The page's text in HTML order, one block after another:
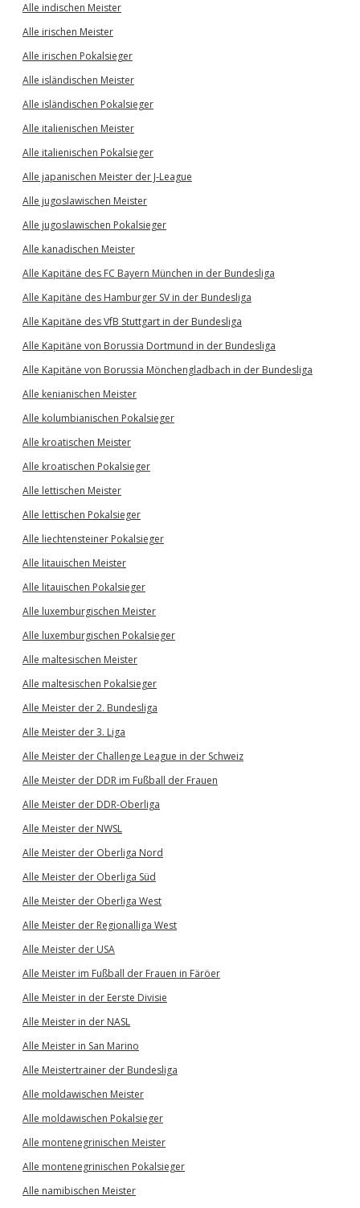
Alle indischen Meister
Alle irischen Meister
Alle irischen Pokalsieger
Alle isländischen Meister
Alle isländischen Pokalsieger
Alle italienischen Meister
Alle italienischen Pokalsieger
Alle japanischen Meister der J-League
Alle jugoslawischen Meister
Alle jugoslawischen Pokalsieger
Alle kanadischen Meister
Alle Kapitäne des FC Bayern München in der Bundesliga
Alle Kapitäne des Hamburger SV in der Bundesliga
Alle Kapitäne des VfB Stuttgart in der Bundesliga
Alle Kapitäne von Borussia Dortmund in der Bundesliga
Alle Kapitäne von Borussia Mönchengladbach in der Bundesliga
Alle kenianischen Meister
Alle kolumbianischen Pokalsieger
Alle kroatischen Meister
Alle kroatischen Pokalsieger
Alle lettischen Meister
Alle lettischen Pokalsieger
Alle liechtensteiner Pokalsieger
Alle litauischen Meister
Alle litauischen Pokalsieger
Alle luxemburgischen Meister
Alle luxemburgischen Pokalsieger
Alle maltesischen Meister
Alle maltesischen Pokalsieger
Alle Meister der 2. Bundesliga
Alle Meister der 3. Liga
Alle Meister der Challenge League in der Schweiz
Alle Meister der DDR im Fußball der Frauen
Alle Meister der DDR-Oberliga
Alle Meister der NWSL
Alle Meister der Oberliga Nord
Alle Meister der Oberliga Süd
Alle Meister der Oberliga West
Alle Meister der Regionalliga West
Alle Meister der USA
Alle Meister im Fußball der Frauen in Färöer
Alle Meister in der Eerste Divisie
Alle Meister in der NASL
Alle Meister in San Marino
Alle Meistertrainer der Bundesliga
Alle moldawischen Meister
Alle moldawischen Pokalsieger
Alle montenegrinischen Meister
Alle montenegrinischen Pokalsieger
Alle namibischen Meister